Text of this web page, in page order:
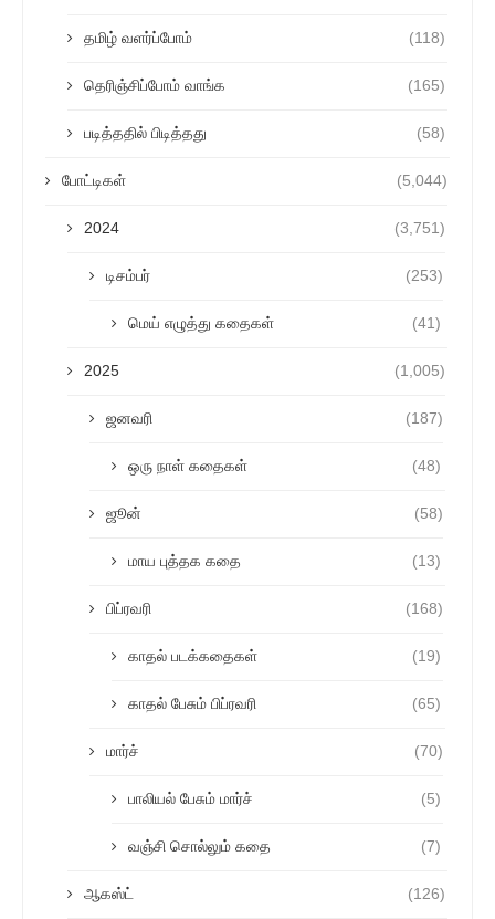
தமிழ் வளர்ப்போம் (118)
தெரிஞ்சிப்போம் வாங்க (165)
படித்ததில் பிடித்தது (58)
போட்டிகள் (5,044)
2024 (3,751)
டிசம்பர் (253)
மெய் எழுத்து கதைகள் (41)
2025 (1,005)
ஜனவரி (187)
ஒரு நாள் கதைகள் (48)
ஜூன் (58)
மாய புத்தக கதை (13)
பிப்ரவரி (168)
காதல் படக்கதைகள் (19)
காதல் பேசும் பிப்ரவரி (65)
மார்ச் (70)
பாலியல் பேசும் மார்ச் (5)
வஞ்சி சொல்லும் கதை (7)
ஆகஸ்ட் (126)